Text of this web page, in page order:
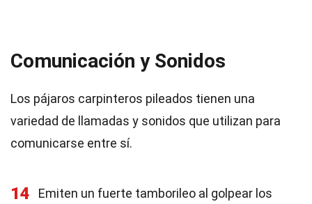
Comunicación y Sonidos
Los pájaros carpinteros pileados tienen una
variedad de llamadas y sonidos que utilizan para
comunicarse entre sí.
14
Emiten un fuerte tamborileo al golpear los